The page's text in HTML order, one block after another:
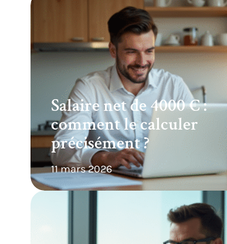
Salaire net de 4000 € :
comment le calculer
précisément ?
11 mars 2026